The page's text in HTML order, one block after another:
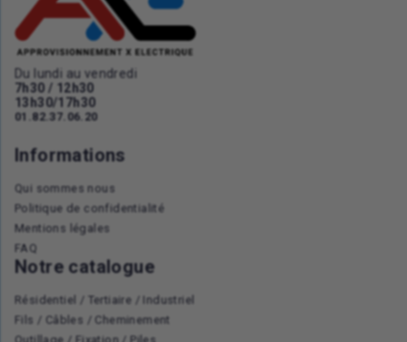
Du lundi au vendredi
7h30 / 12h30
13h30/17h30
01.82.37.06.20
Informations
Qui sommes nous
Politique de confidentialité
Mentions légales
FAQ
Notre catalogue
Résidentiel / Tertiaire / Industriel
Fils / Câbles / Cheminement